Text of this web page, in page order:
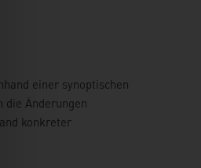
einer synoptischen
die Änderungen
konkreter